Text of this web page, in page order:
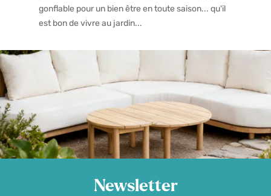
gonflable pour un bien être en toute saison... qu'il
est bon de vivre au jardin...
Newsletter